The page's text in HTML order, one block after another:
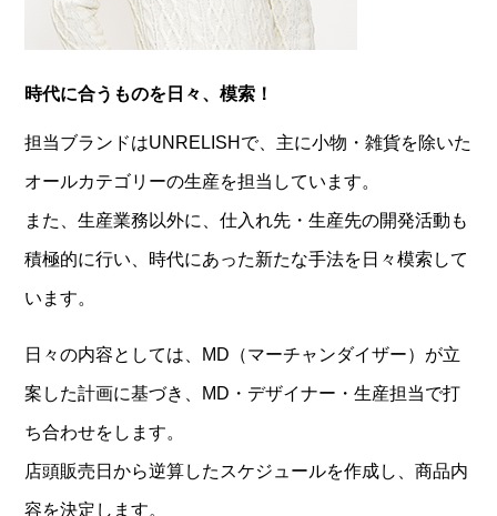
時代に合うものを日々、模索！
担当ブランドはUNRELISHで、主に小物・雑貨を除いた
オールカテゴリーの生産を担当しています。
また、生産業務以外に、仕入れ先・生産先の開発活動も
積極的に行い、時代にあった新たな手法を日々模索して
います。
日々の内容としては、MD（マーチャンダイザー）が立
案した計画に基づき、MD・デザイナー・生産担当で打
ち合わせをします。
店頭販売日から逆算したスケジュールを作成し、商品内
容を決定します。